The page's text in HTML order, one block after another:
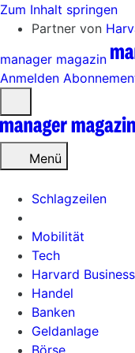
Zum Inhalt springen
Partner von
manager magazin
Anmelden
öffnen
Menü
Schlagzeilen
Mobilität
Tech
Harvard
Handel
Banken
Geldanlage
Börse